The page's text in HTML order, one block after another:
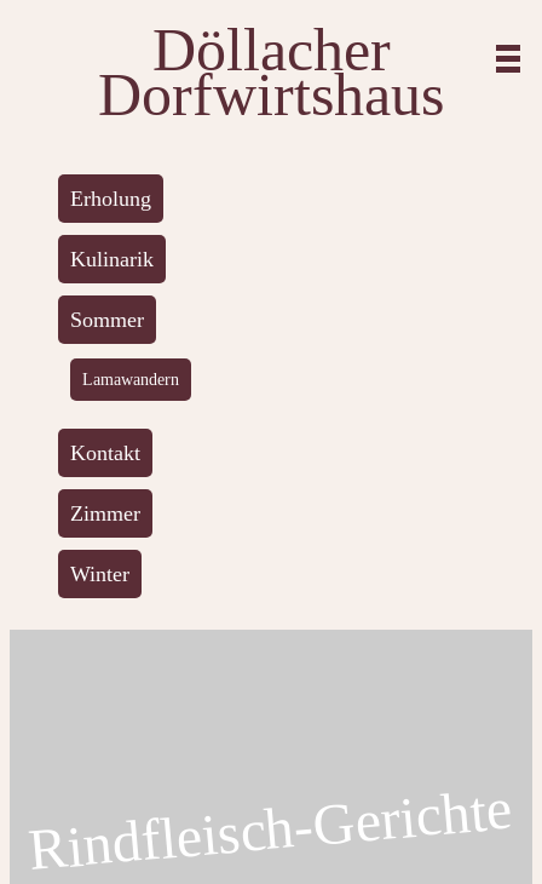
Döllacher
Dorfwirtshaus
Erholung
Kulinarik
Sommer
Lamawandern
Kontakt
Zimmer
Winter
Rindfleisch-Gerichte